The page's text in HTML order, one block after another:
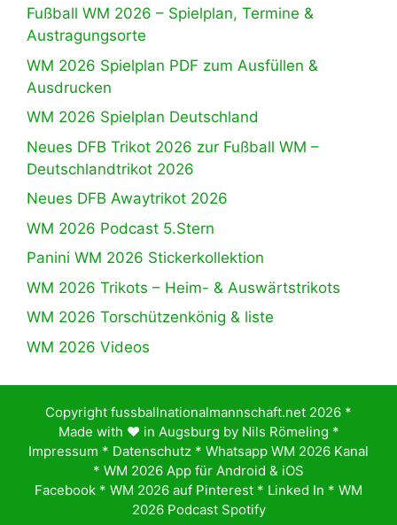
Fußball WM 2026 – Spielplan, Termine &
Austragungsorte
WM 2026 Spielplan PDF zum Ausfüllen &
Ausdrucken
WM 2026 Spielplan Deutschland
Neues DFB Trikot 2026 zur Fußball WM –
Deutschlandtrikot 2026
Neues DFB Awaytrikot 2026
WM 2026 Podcast 5.Stern
Panini WM 2026 Stickerkollektion
WM 2026 Trikots – Heim- & Auswärtstrikots
WM 2026 Torschützenkönig & liste
WM 2026 Videos
Copyright fussballnationalmannschaft.net 2026 *
Made with ♥️ in Augsburg by Nils Römeling *
Impressum * Datenschutz * Whatsapp WM 2026 Kanal
* WM 2026 App für Android & iOS
Facebook * WM 2026 auf Pinterest * Linked In * WM
2026 Podcast Spotify